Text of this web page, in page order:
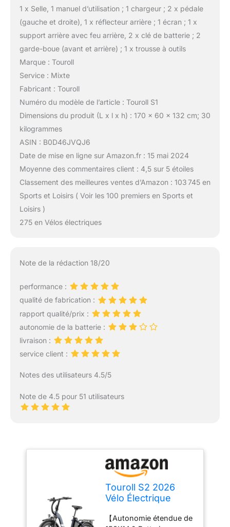
1 x Selle, 1 manuel d’utilisation ; 1 chargeur ; 2 x pédale
(gauche et droite), 1 x réflecteur arrière ; 1 écran ; 1 x
support arrière avec feu arrière, 2 x clé de batterie ; 2
garde-boue (avant et arrière) ; 1 x trousse à outils
Marque : Touroll
Service : Mixte
Fabricant : Touroll
Numéro du modèle de l’article : Touroll S1
Dimensions du produit (L x l x h) : 170 x 60 x 132 cm; 30
kilogrammes
ASIN : B0D46JVQJ6
Date de mise en ligne sur Amazon.fr : 15 mai 2024
Moyenne des commentaires client : 4,5 sur 5 étoiles
Classement des meilleures ventes d’Amazon : 103 745 en
Sports et Loisirs ( Voir les 100 premiers en Sports et
Loisirs )
275 en Vélos électriques
Note de la rédaction 18/20
performance :
qualité de fabrication :
rapport qualité/prix :
autonomie de la batterie :
livraison :
service client :
Notes des utilisateurs 4.5/5
Note de 4.5 pour 51 utilisateurs
Touroll S2 2026
Vélo Électrique
20"×4.0" Fat Tire,
【Autonomie étendue de